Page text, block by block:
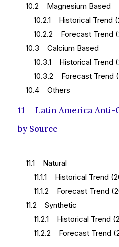
10.2 Magnesium Based
10.2.1 Historical Trend
10.2.2 Forecast Trend
10.3 Calcium Based
10.3.1 Historical Trend
10.3.2 Forecast Trend
10.4 Others
11 Latin America Anti-
by Source
11.1 Natural
11.1.1 Historical Trend
11.1.2 Forecast Trend
11.2 Synthetic
11.2.1 Historical Trend
11.2.2 Forecast Trend